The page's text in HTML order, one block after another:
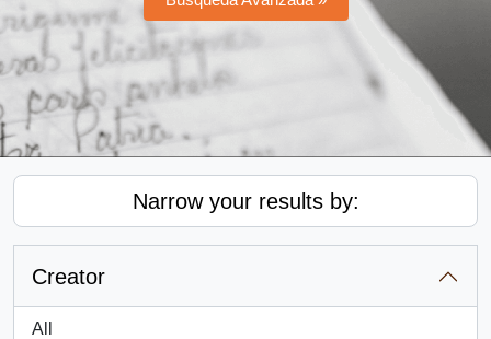
Narrow your results by:
Creator
All